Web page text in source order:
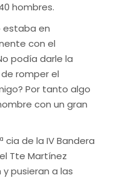
hombres.
estaba en
con el
podía darle la
romper el
Por tanto algo
con un gran
cia de la IV Bandera
Tte Martínez
pusieran a las